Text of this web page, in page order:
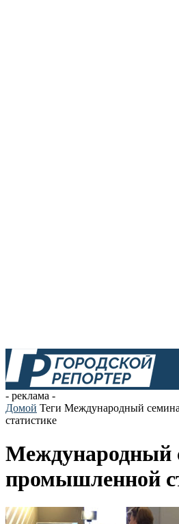
- реклама -
Домой Теги Международный
статистике
Международный
промышленной